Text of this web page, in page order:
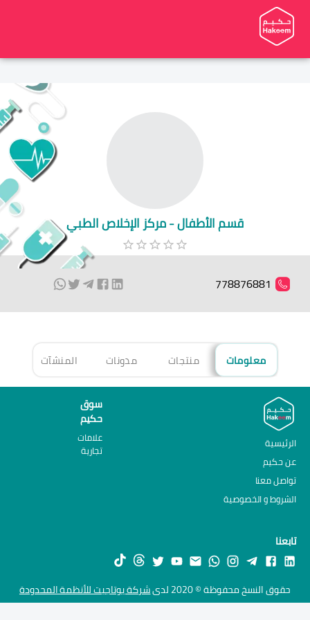
قسم الأطفال - مركز الإخلاص الطبي
778876881
معلومات منتجات مدونات المنشآت
الرئيسية
عن حكيم
تواصل معنا
الشروط و الخصوصية
سوق
حكيم
علامات
تجارية
تابعنا
حقوق النسخ محفوظة © 2020 لدى شركة يوتاجيت للأنظمة المحدودة